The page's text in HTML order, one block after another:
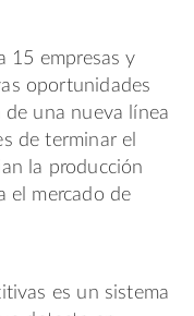
15 empresas y
oportunidades
una nueva línea
de terminar el
la producción
el mercado de
es un sistema